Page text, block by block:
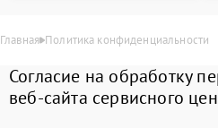
Главная Политика конфиденциальности
Согласие на обработку
веб-сайта сервисного